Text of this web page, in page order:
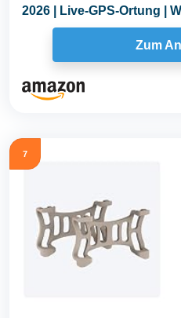
2026 | Live-GPS-Ortung |
Zum
7